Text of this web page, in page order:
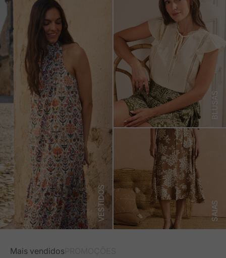
VESTIDOS
BLUSAS
SAIAS
Mais vendidos